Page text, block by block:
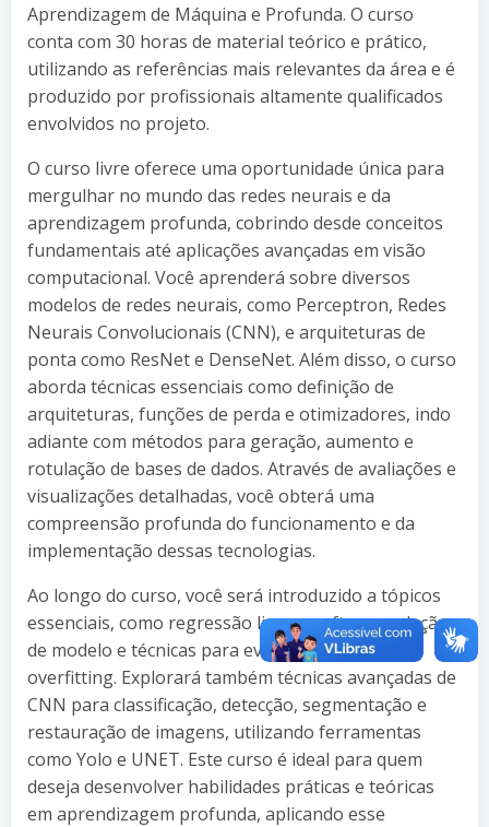
Aprendizagem de Máquina e Profunda. O curso
conta com 30 horas de material teórico e prático,
utilizando as referências mais relevantes da área e é
produzido por profissionais altamente qualificados
envolvidos no projeto.
O curso livre oferece uma oportunidade única para
mergulhar no mundo das redes neurais e da
aprendizagem profunda, cobrindo desde conceitos
fundamentais até aplicações avançadas em visão
computacional. Você aprenderá sobre diversos
modelos de redes neurais, como Perceptron, Redes
Neurais Convolucionais (CNN), e arquiteturas de
ponta como ResNet e DenseNet. Além disso, o curso
aborda técnicas essenciais como definição de
arquiteturas, funções de perda e otimizadores, indo
adiante com métodos para geração, aumento e
rotulação de bases de dados. Através de avaliações e
visualizações detalhadas, você obterá uma
compreensão profunda do funcionamento e da
implementação dessas tecnologias.
Ao longo do curso, você será introduzido a tópicos
essenciais, como regressão linear, softmax, seleção
de modelo e técnicas para evitar underfitting e
overfitting. Explorará também técnicas avançadas de
CNN para classificação, detecção, segmentação e
restauração de imagens, utilizando ferramentas
como Yolo e UNET. Este curso é ideal para quem
deseja desenvolver habilidades práticas e teóricas
em aprendizagem profunda, aplicando esse